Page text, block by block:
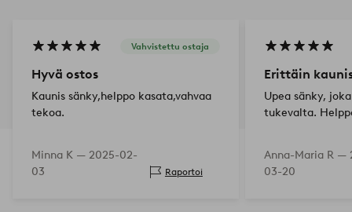
Vahvistettu ostaja
Hyvä ostos
Kaunis sänky,helppo kasata,vahvaa
tekoa.
Minna K — 2025-02-
03
Raportoi
Erittäin
Upea sänky,
tukevalta.
Anna-Maria R —
03-20